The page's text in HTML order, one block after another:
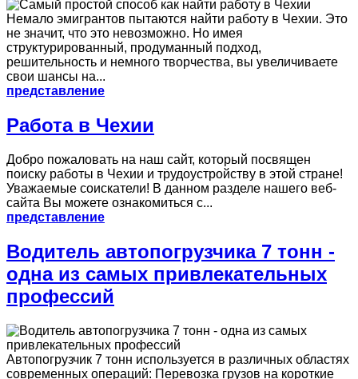
Немало эмигрантов пытаются найти работу в Чехии. Это
не значит, что это невозможно. Но имея
структурированный, продуманный подход,
решительность и немного творчества, вы увеличиваете
свои шансы на...
представление
Работа в Чехии
Добро пожаловать на наш сайт, который посвящен
поиску работы в Чехии и трудоустройству в этой стране!
Уважаемые соискатели! В данном разделе нашего веб-
сайта Вы можете ознакомиться с...
представление
Водитель автопогрузчика 7 тонн -
одна из самых привлекательных
профессий
Автопогрузчик 7 тонн используется в различных областях
современных операций: Перевозка грузов на короткие